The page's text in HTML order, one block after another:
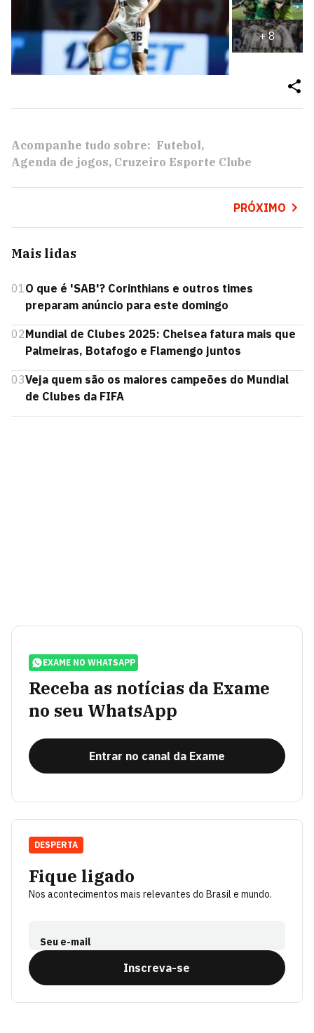
+8
Acompanhe tudo sobre: Futebol
Agenda de jogos Cruzeiro Esporte Clube
PRÓXIMO
Mais lidas
01 O que é 'SAB'? Corinthians e outros times
preparam anúncio para este domingo
02Mundial de Clubes 2025: Chelsea fatura mais que
Palmeiras, Botafogo e Flamengo juntos
03Veja quem são os maiores campeões do Mundial
de Clubes da FIFA
EXAME NO WHATSAPP
Receba as notícias da Exame
no seu WhatsApp
Entrar no canal da Exame
Fique ligado
Nos acontecimentos mais relevantes do Brasil e mundo.
Seu e-mail
Inscreva-se
DESPERTA